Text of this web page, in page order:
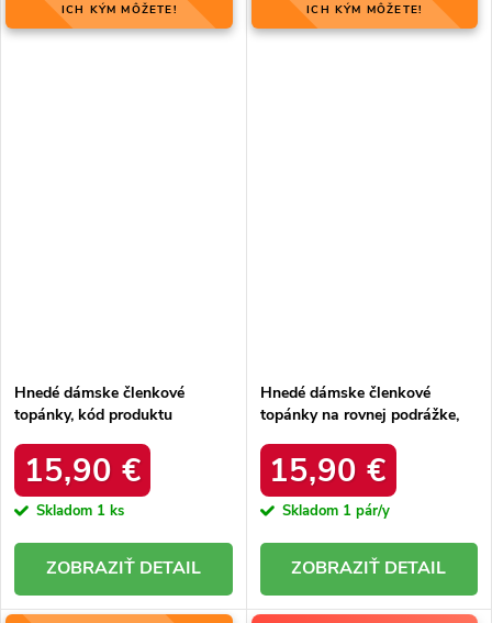
ICH KÝM MÔŽETE!
Hnedé dámske členkové
topánky, kód produktu
15,90 €
Skladom 1 ks
DETAIL
ICH KÝM MÔŽETE!
Hnedé dámske členkové
topánky na rovnej podrážke,
15,90 €
Skladom 1 pár/y
DETAIL